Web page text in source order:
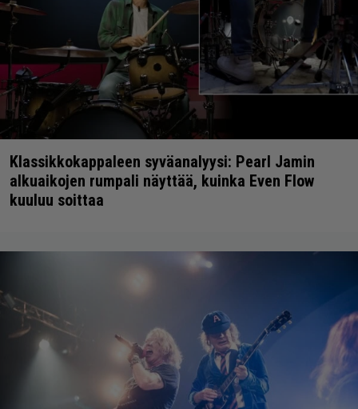
Klassikkokappaleen syväanalyysi: Pearl Jamin
alkuaikojen rumpali näyttää, kuinka Even Flow
kuuluu soittaa